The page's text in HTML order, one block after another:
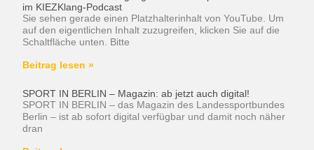
im KIEZKlang-Podcast
Sie sehen gerade einen Platzhalterinhalt von YouTube. Um
auf den eigentlichen Inhalt zuzugreifen, klicken Sie auf die
Schaltfläche unten. Bitte
Beitrag lesen »
SPORT IN BERLIN – Magazin: ab jetzt auch digital!
SPORT IN BERLIN – das Magazin des Landessportbundes
Berlin – ist ab sofort digital verfügbar und damit noch näher
dran